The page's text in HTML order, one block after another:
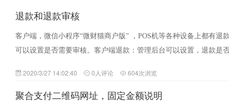
退款和退款审核
客户端，微信小程序“微财猫商户版” ，POS机等各种设备上都有退
可以设置是否需要审核。客户端退款：管理后台可以设置，退款是
2020/3/27 14:02:40 0人评论 604次浏览
聚合支付二维码网址，固定金额说明